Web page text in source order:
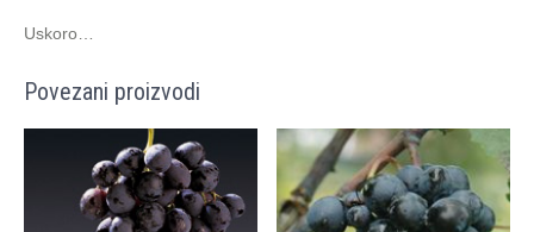
Uskoro…
Povezani proizvodi